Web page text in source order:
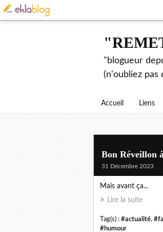
"blogueur
(n'oubliez pas
Accueil Liens
Bon Réveillon
31 Décembre 2023
Mais avant ça...
Lire la suite
Tag(s) : #actualité,
#humour